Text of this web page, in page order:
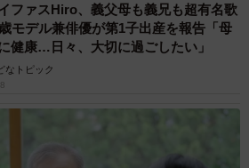
ファスHiro、義父母も義兄も超有名歌
モデル兼俳優が第1子出産を報告「母
健康…日々、大切に過ごしたい」
なトピック